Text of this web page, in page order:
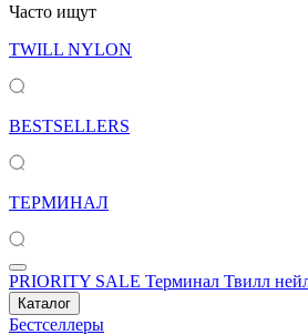
Часто ищут
TWILL NYLON
BESTSELLERS
ТЕРМИНАЛ
PRIORITY SALE Терминал Твилл
Каталог
Бестселлеры